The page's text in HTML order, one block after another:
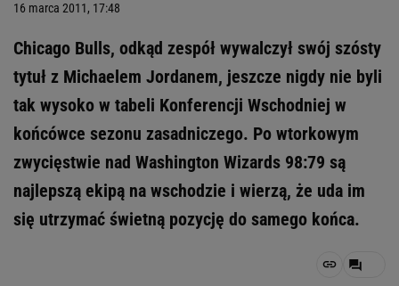
16 marca 2011, 17:48
Chicago Bulls, odkąd zespół wywalczył swój szósty
tytuł z Michaelem Jordanem, jeszcze nigdy nie byli
tak wysoko w tabeli Konferencji Wschodniej w
końcówce sezonu zasadniczego. Po wtorkowym
zwycięstwie nad Washington Wizards 98:79 są
najlepszą ekipą na wschodzie i wierzą, że uda im
się utrzymać świetną pozycję do samego końca.